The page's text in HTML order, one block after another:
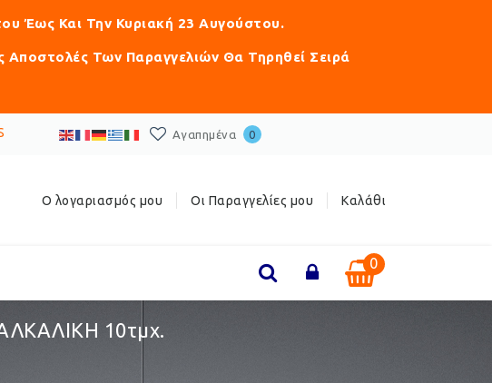
Έως Και Την Κυριακή 23 Αυγούστου.
Αποστολές Των Παραγγελιών Θα Τηρηθεί Σειρά
Αγαπημένα 0
Ο λογαριασμός μου Οι Παραγγελίες μου Καλάθι
0
10τμχ.